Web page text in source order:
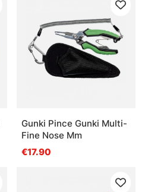
Gunki Pince Gunki Multi-
Fine Nose Mm
€17.90